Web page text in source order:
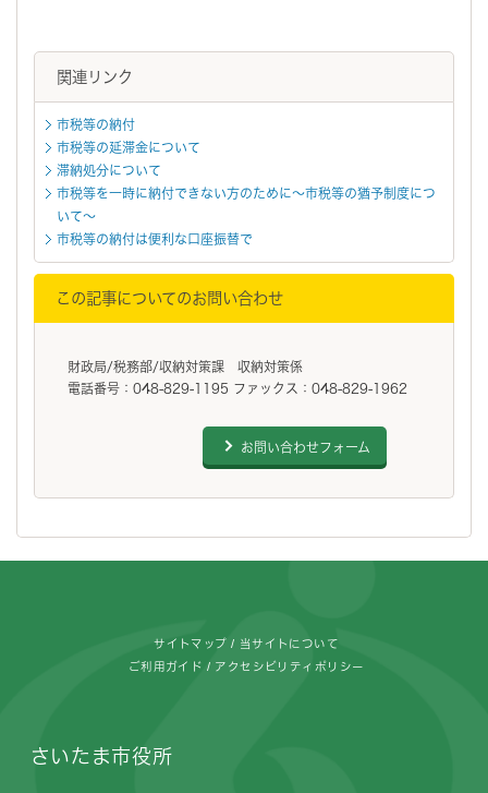
関連リンク
市税等の納付
市税等の延滞金について
滞納処分について
市税等を一時に納付できない方のために～市税等の猶予制度につ
いて～
市税等の納付は便利な口座振替で
この記事についてのお問い合わせ
財政局/税務部/収納対策課 収納対策係
電話番号：048-829-1195 ファックス：048-829-1962
お問い合わせフォーム
サイトマップ 当サイトについて
ご利用ガイド アクセシビリティポリシー
さいたま市役所